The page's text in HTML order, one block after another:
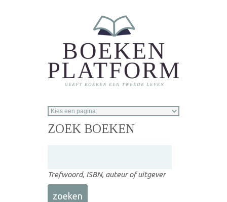
ZOEK BOEKEN
Trefwoord, ISBN, auteur of uitgever